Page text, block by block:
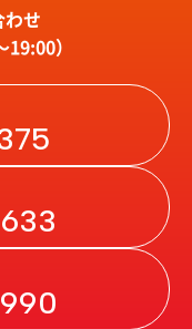
わせ
19:00）